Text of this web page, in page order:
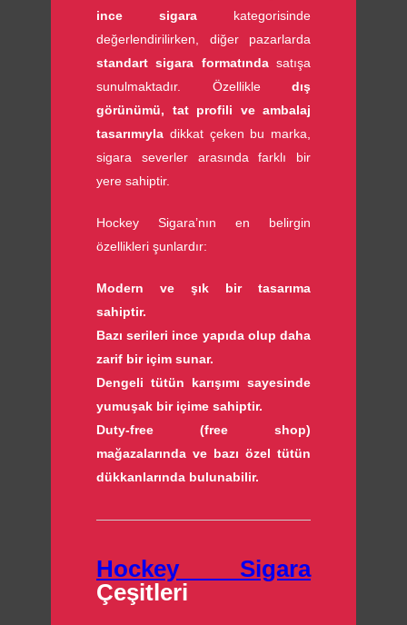
ince sigara kategorisinde
değerlendirilirken, diğer pazarlarda
standart sigara formatındasatışa
sunulmaktadır. Özellikle dış
görünümü, tat profili ve ambalaj
tasarımıyla dikkat çeken bu marka,
sigara severler arasında farklı bir
yere sahiptir.
Hockey Sigara’nın en belirgin
özellikleri şunlardır:
Modern ve şık bir tasarıma
sahiptir.
Bazı serileri ince yapıda olup daha
zarif bir içim sunar.
Dengeli tütün karışımı sayesinde
yumuşak bir içime sahiptir.
Duty-free (free shop)
mağazalarında ve bazı özel tütün
dükkanlarında bulunabilir.
Hockey Sigara
Çeşitleri